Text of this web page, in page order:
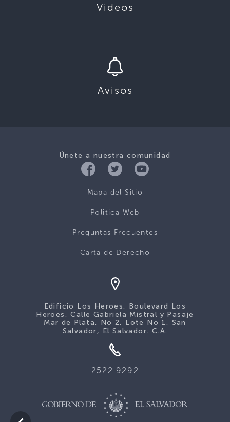
Videos
Avisos
Únete a nuestra comunidad
Mapa del Sitio
Politica Web
Preguntas Frecuentes
Carta de Derecho
Edificio Los Heroes, Boulevard Los
Heroes, Calle Gabriela Mistral y Pasaje
Mar de Plata, No 2, Lote No 1, San
Salvador, El Salvador. C.A.
2522 9292